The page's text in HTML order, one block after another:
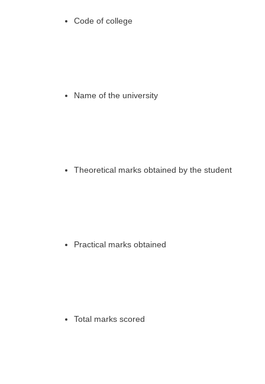
Code of college
Name of the university
Theoretical marks obtained by the student
Practical marks obtained
Total marks scored